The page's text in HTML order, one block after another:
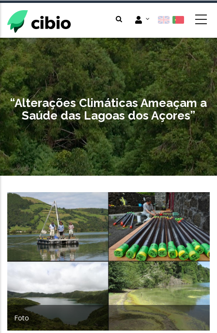
Passar
para
conteúdo
principal
“Alterações Climáticas Ameaçam a
Saúde das Lagoas dos Açores”
Foto